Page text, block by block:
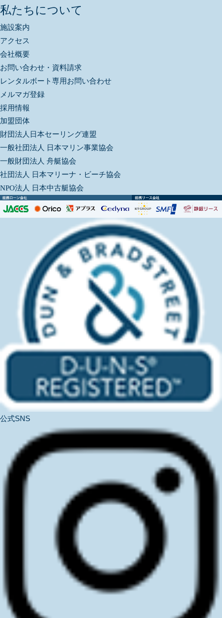
私たちについて
施設案内
アクセス
会社概要
お問い合わせ・資料請求
レンタルボート専用お問い合わせ
メルマガ登録
採用情報
加盟団体
財団法人日本セーリング連盟
一般社団法人 日本マリン事業協会
一般財団法人 舟艇協会
社団法人 日本マリーナ・ビーチ協会
NPO法人 日本中古艇協会
公式SNS